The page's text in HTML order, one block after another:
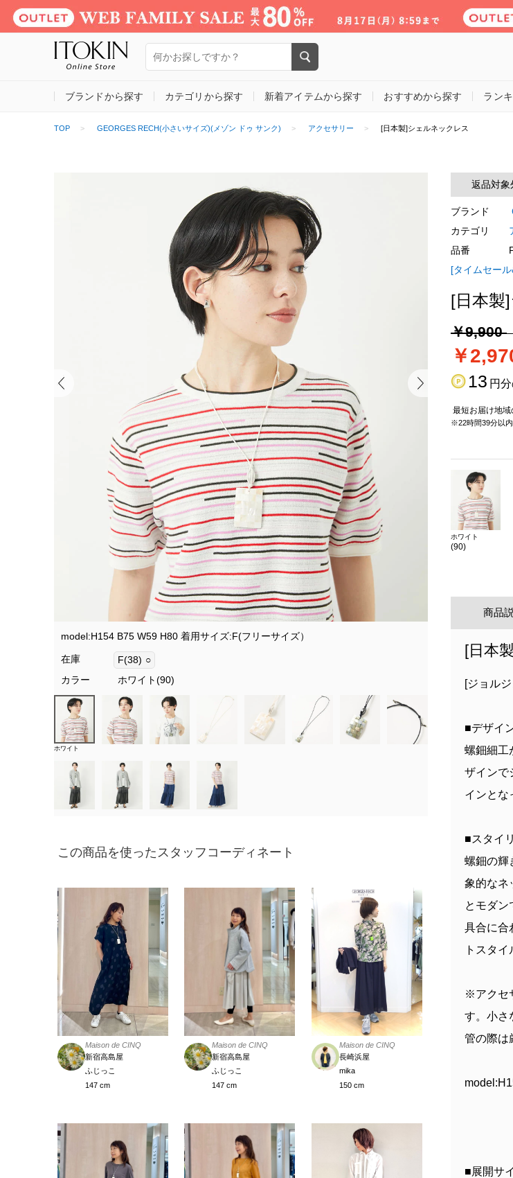
ブランドから探す カテゴリから探す 新着アイテムから探す おすすめから探す ラン
TOP GEORGES RECH(小さいサイズ)(メゾン ドゥ サンク) アクセサリー [日本製]シェルネックレス
model:H154 B75 W59 H80 着用サイズ:F(フリーサイズ）
在庫 F(38) ○
カラー
ホワイト(90)
ホワイト
この商品を使ったスタッフコーディネート
Maison de CINQ
新宿高島屋
ふじっこ
147 cm
Maison de CINQ
新宿高島屋
ふじっこ
147 cm
Maison de CINQ
長崎浜屋
mika
150 cm
返品対象
ブランド
カテゴリ
品番
[タイムセー
[日本製
￥9,900
￥
13 円
最短お届け地域
※22時間39分以内
ホワイト
(90)
商品
[日本
[ジョル
■デザイ
螺鈿細工
ザインで
インとな
■スタイ
螺鈿の輝
象的なネ
とモダン
具合に合
トスタ
※アクセ
す。小さ
管の際は
■展開サ